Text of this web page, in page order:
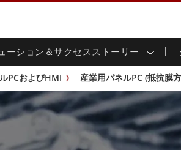
ーション＆サクセスストーリー
ータ
ー
産業用ディスプレイ
マルチタッチ (P-
CAP)
オープンフレーム
シャーシ
パネルマウント
屋外ディ
G-WINシ
IP67
リアマウ
ATEXグレ
ーラ AI対応
交通
IIoT & エッジコンピュ
投資家情報
ダウンロードセンター
ファイル共有
ニュースレター
Youtubeチャンネル
ブログ
PCおよびHMI 産業用パネルPC (抵抗膜